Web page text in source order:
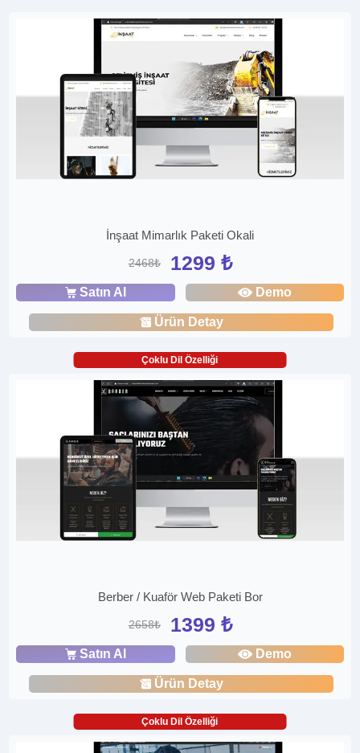
İnşaat Mimarlık Paketi Okali
2468₺ 1299 ₺
Satın Al Demo
Ürün Detay
Çoklu Dil Özelliği
Berber / Kuaför Web Paketi Bor
2658₺ 1399 ₺
Satın Al Demo
Ürün Detay
Çoklu Dil Özelliği